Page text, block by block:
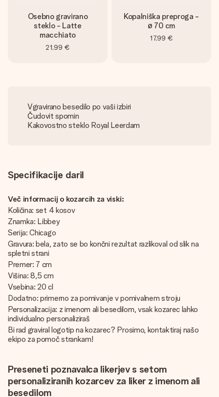
Osebno gravirano
steklo - Latte
macchiato
21,99 €
Kopalniška preproga -
ø 70 cm
17,99 €
Vgravirano besedilo po vaši izbiri
Čudovit spomin
Kakovostno steklo Royal Leerdam
Specifikacije daril
Več informacij o kozarcih za viski:
Količina: set 4 kosov
Znamka: Libbey
Serija: Chicago
Gravura: bela, zato se bo končni rezultat razlikoval od slik na
spletni strani
Premer: 7 cm
Višina: 8,5 cm
Vsebina: 20 cl
Dodatno: primerno za pomivanje v pomivalnem stroju
Personalizacija: z imenom ali besedilom, vsak kozarec lahko
individualno personaliziraš
Bi rad graviral logotip na kozarec? Prosimo, kontaktiraj našo
ekipo za pomoč strankam!
Preseneti poznavalca likerjev s setom
personaliziranih kozarcev za liker z imenom ali
besedilom